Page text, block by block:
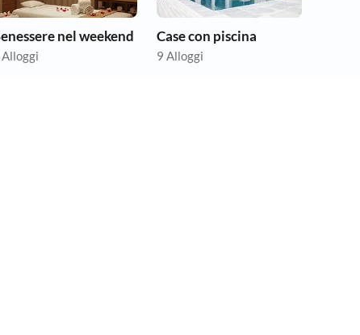
nel weekend
Alloggi
Case con piscina
9 Alloggi